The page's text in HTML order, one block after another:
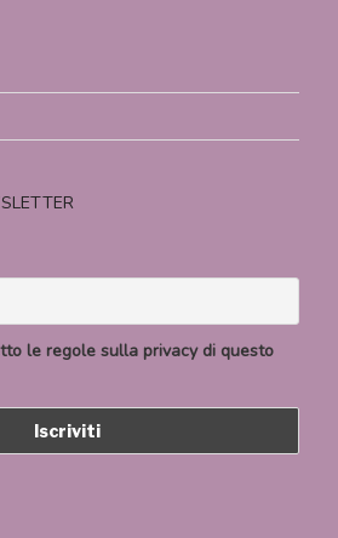
le regole sulla privacy di questo